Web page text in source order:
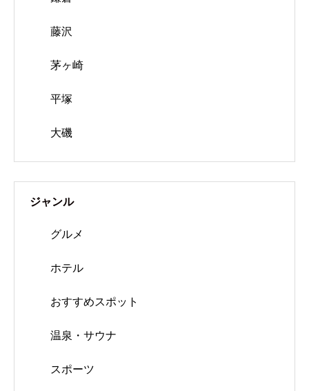
藤沢
茅ヶ崎
平塚
大磯
ジャンル
グルメ
ホテル
おすすめスポット
温泉・サウナ
スポーツ